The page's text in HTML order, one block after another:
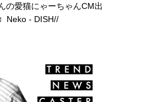
の愛猫にゃーちゃんCM出
Neko - DISH//